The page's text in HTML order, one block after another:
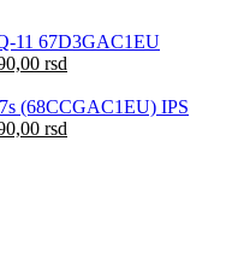
11 67D3GAC1EU
rsd
(68CCGAC1EU) IPS
rsd